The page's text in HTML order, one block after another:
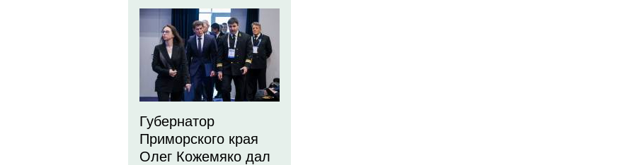
Губернатор
Приморского края
Олег Кожемяко дал